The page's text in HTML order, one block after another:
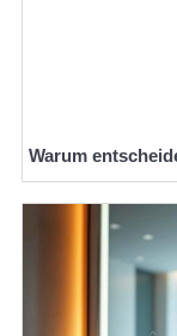
Warum